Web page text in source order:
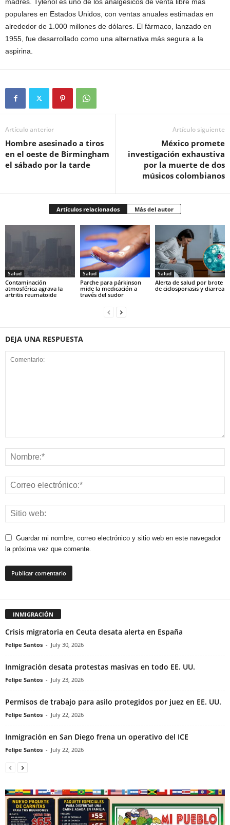
madres. Tylenol es uno de los analgésicos de venta libre más
populares en Estados Unidos, con ventas anuales estimadas en
alrededor de 1.000 millones de dólares. El fármaco, lanzado en
1955, fue desarrollado como una alternativa más segura a la
aspirina.
Artículo anterior
Hombre asesinado a tiros
en el oeste de Birmingham
el sábado por la tarde
Artículo siguiente
México promete
investigación exhaustiva
por la muerte de dos
músicos colombianos
Artículos relacionados Más del autor
Salud
Contaminación
atmosférica agrava la
artritis reumatoide
Salud
Parche para párkinson
mide la medicación a
través del sudor
Salud
Alerta de salud por brote
de ciclosporiasis y diarrea
DEJA UNA RESPUESTA
Guardar mi nombre, correo electrónico y sitio web en este navegador
la próxima vez que comente.
INMIGRACIÓN
Crisis migratoria en Ceuta desata alerta en España
Felipe Santos - July 30, 2026
Inmigración desata protestas masivas en todo EE. UU.
Felipe Santos - July 23, 2026
Permisos de trabajo para asilo protegidos por juez en EE. UU.
Felipe Santos - July 22, 2026
Inmigración en San Diego frena un operativo del ICE
Felipe Santos - July 22, 2026